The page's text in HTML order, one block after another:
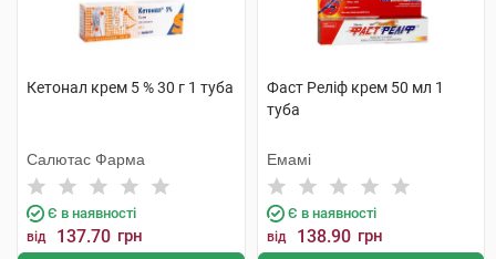
Кетонал крем 5 % 30 г 1 туба
Салютас Фарма
Є в наявності
від 137.70 грн
Фаст Реліф крем 50 мл 1
туба
Емамі
Є в наявності
від 138.90 грн